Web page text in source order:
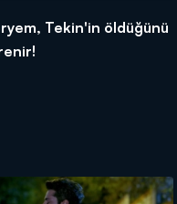
Tekin'in öldüğünü